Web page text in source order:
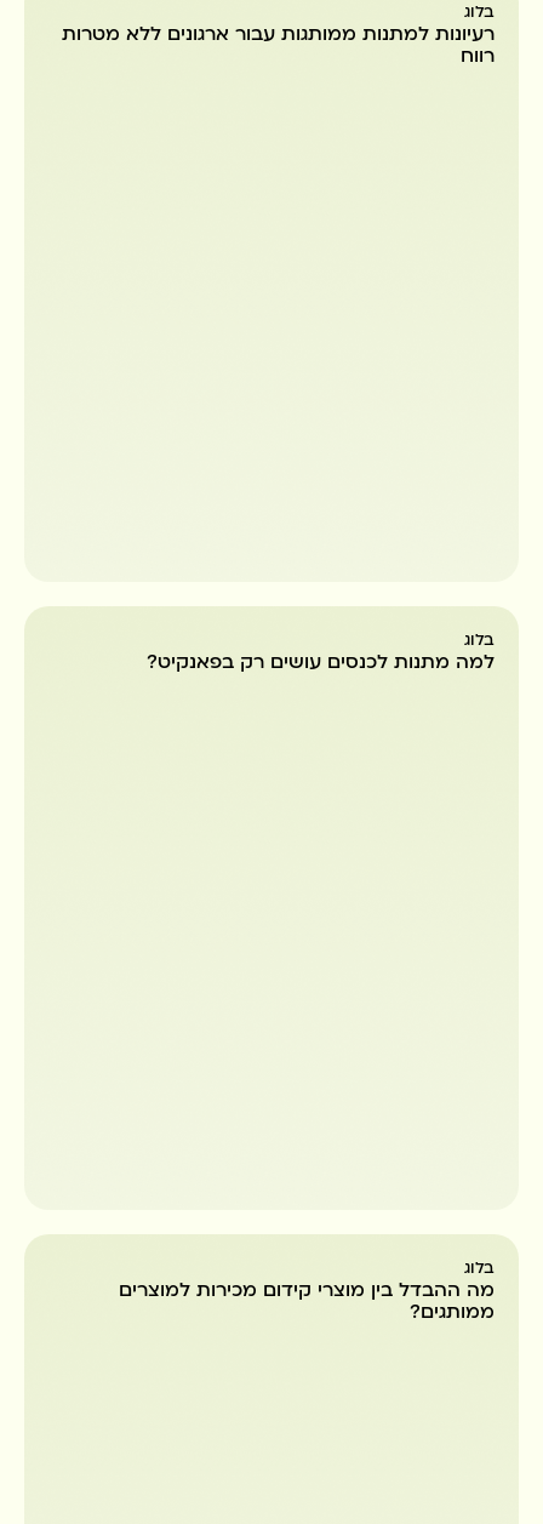
בלוג
רעיונות למתנות ממותגות עבור ארגונים ללא מטרות
רווח
בלוג
למה מתנות לכנסים עושים רק בפאנקיט?
בלוג
מה ההבדל בין מוצרי קידום מכירות למוצרים
ממותגים?